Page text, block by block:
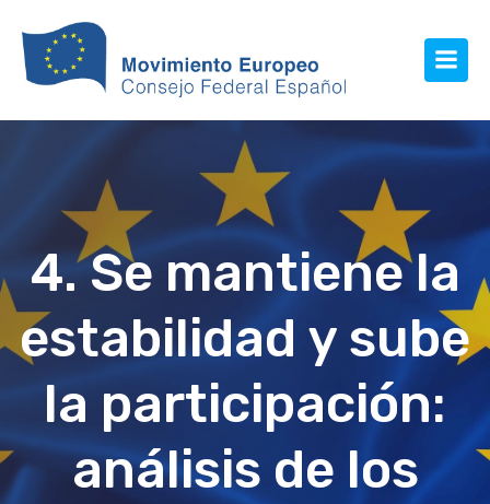
4. Se mantiene la
estabilidad y sube
la participación:
análisis de los